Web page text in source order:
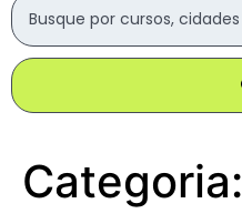
Categoria: